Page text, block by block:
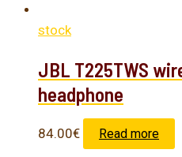
stock
JBL T225TWS
headphone
84.00€ Read more